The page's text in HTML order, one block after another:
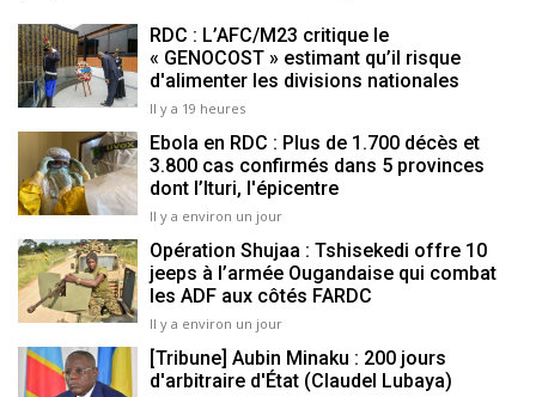
RDC : L’AFC/M23 critique le
« GENOCOST » estimant qu’il risque
d'alimenter les divisions nationales
Il y a 19 heures
Ebola en RDC : Plus de 1.700 décès et
3.800 cas confirmés dans 5 provinces
dont l’Ituri, l'épicentre
Il y a environ un jour
Opération Shujaa : Tshisekedi offre 10
jeeps à l’armée Ougandaise qui combat
les ADF aux côtés FARDC
Il y a environ un jour
[Tribune] Aubin Minaku : 200 jours
d'arbitraire d'État (Claudel Lubaya)